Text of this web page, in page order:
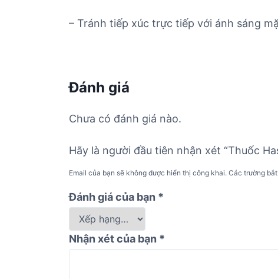
– Tránh tiếp xúc trực tiếp với ánh sáng
Đánh giá
Chưa có đánh giá nào.
Hãy là người đầu tiên nhận xét “Thuốc
Email của bạn sẽ không được hiển thị công khai. Các trường
Đánh giá của bạn *
Nhận xét của bạn *